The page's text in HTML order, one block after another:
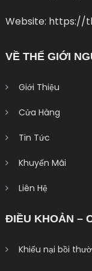
Website: https://
VỀ THẾ GIỚI
Giới Thiệu
Cửa Hàng
Tin Tức
Khuyến Mãi
Liên Hệ
ĐIỀU KHOẢN –
Khiếu nại bồi